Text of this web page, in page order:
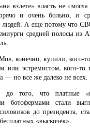
взлете» власть не
и очень больно, и
людей. А еще потому что
средней полосы из
конечно, купили, кого-то
или эстремистом, кого-
— но все же далеко не всех.
до того, что платные
ботофермами стали
до президента,
«выскочек».